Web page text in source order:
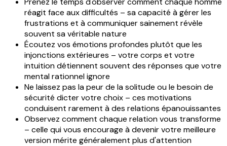
réagit face aux difficultés – sa capacité à gérer les
frustrations et à communiquer sainement révèle
souvent sa véritable nature
Écoutez vos émotions profondes plutôt que les
injonctions extérieures – votre corps et votre
intuition détiennent souvent des réponses que votre
mental rationnel ignore
Ne laissez pas la peur de la solitude ou le besoin de
sécurité dicter votre choix – ces motivations
conduisent rarement à des relations épanouissantes
Observez comment chaque relation vous transforme
– celle qui vous encourage à devenir votre meilleure
version mérite généralement plus d'attention